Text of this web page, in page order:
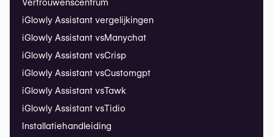
iGlowly Assistant vergelijkingen
iGlowly Assistant vsManychat
iGlowly Assistant vsCrisp
iGlowly Assistant vsCustomgpt
iGlowly Assistant vsTawk
iGlowly Assistant vsTidio
Installatiehandleiding